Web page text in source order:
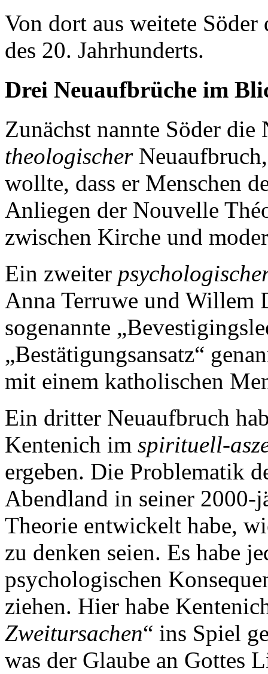
Von dort aus weitete
des 20. Jahrhunderts.
Drei Neuaufbrüche im
Zunächst nannte Söder
theologischer
wollte, dass er Menschen
Anliegen der Nouvelle
zwischen Kirche und
Ein zweiter
Anna Terruwe und Willem
sogenannte
„Bestätigungsansatz“
mit einem katholischen
Ein dritter Neuaufbruch
Kentenich im spirituell-
ergeben. Die Problematik
Abendland in seiner 2000-
Theorie entwickelt habe,
zu denken seien. Es habe
psychologischen
ziehen. Hier habe
Zweitursachen“ ins Spiel
was der Glaube an Gottes